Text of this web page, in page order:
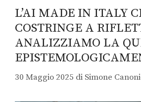
L’AI MADE IN ITALY
COSTRINGE A
ANALIZZIAMO LA
30 Maggio 2025 di Simone